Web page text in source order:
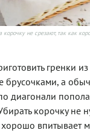
корочку не срезают, так как
гренки
брусочками, а
диагонали
корочку не
впитывает